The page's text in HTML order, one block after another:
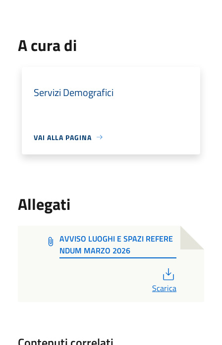
A cura di
Servizi Demografici
VAI ALLA PAGINA
Allegati
AVVISO LUOGHI E SPAZI REFERE
NDUM MARZO 2026
Scarica